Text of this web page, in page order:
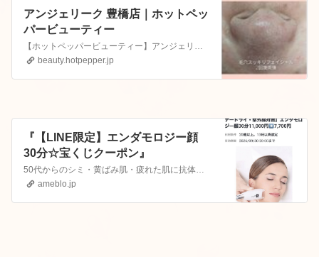
アンジェリーク 豊橋店｜ホットペッ
パービューティー
【ホットペッパービューティー】アンジェリーク 豊橋店のサロン情報。サロンの内外装、お得なクーポン、ブログ、口コミ、住所、電話番号など知りたい情報満載です。ホットペッパービューティーの２４時間いつでもOKなネット予約を活用しよう！
beauty.hotpepper.jp
『【LINE限定】エンダモロジー顔
30分☆宝くじクーポン』
50代からのシミ・黄ばみ肌・疲れた肌に抗体美白フェイシャル 掲載中✨ アンジェリーク 豊橋店｜ホットペッパービューティー【ホットペッパービューティー】アンジ…
ameblo.jp